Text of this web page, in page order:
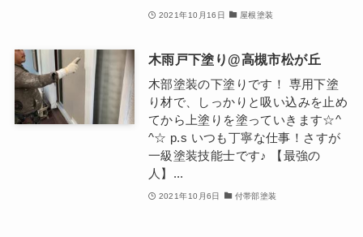
2021年10月16日 屋根塗装
木雨戸下塗り@高槻市松が丘
木部塗装の下塗りです！ 専用下塗
り材で、しっかりと吸い込みを止め
てから上塗りを塗っていきます☆^
^☆ p.s いつも丁寧な仕事！さすが
一級塗装技能士です♪ 【最強の
人】...
2021年10月6日 付帯部塗装